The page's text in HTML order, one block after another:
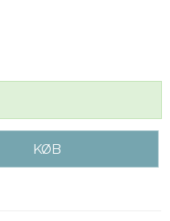
KØB